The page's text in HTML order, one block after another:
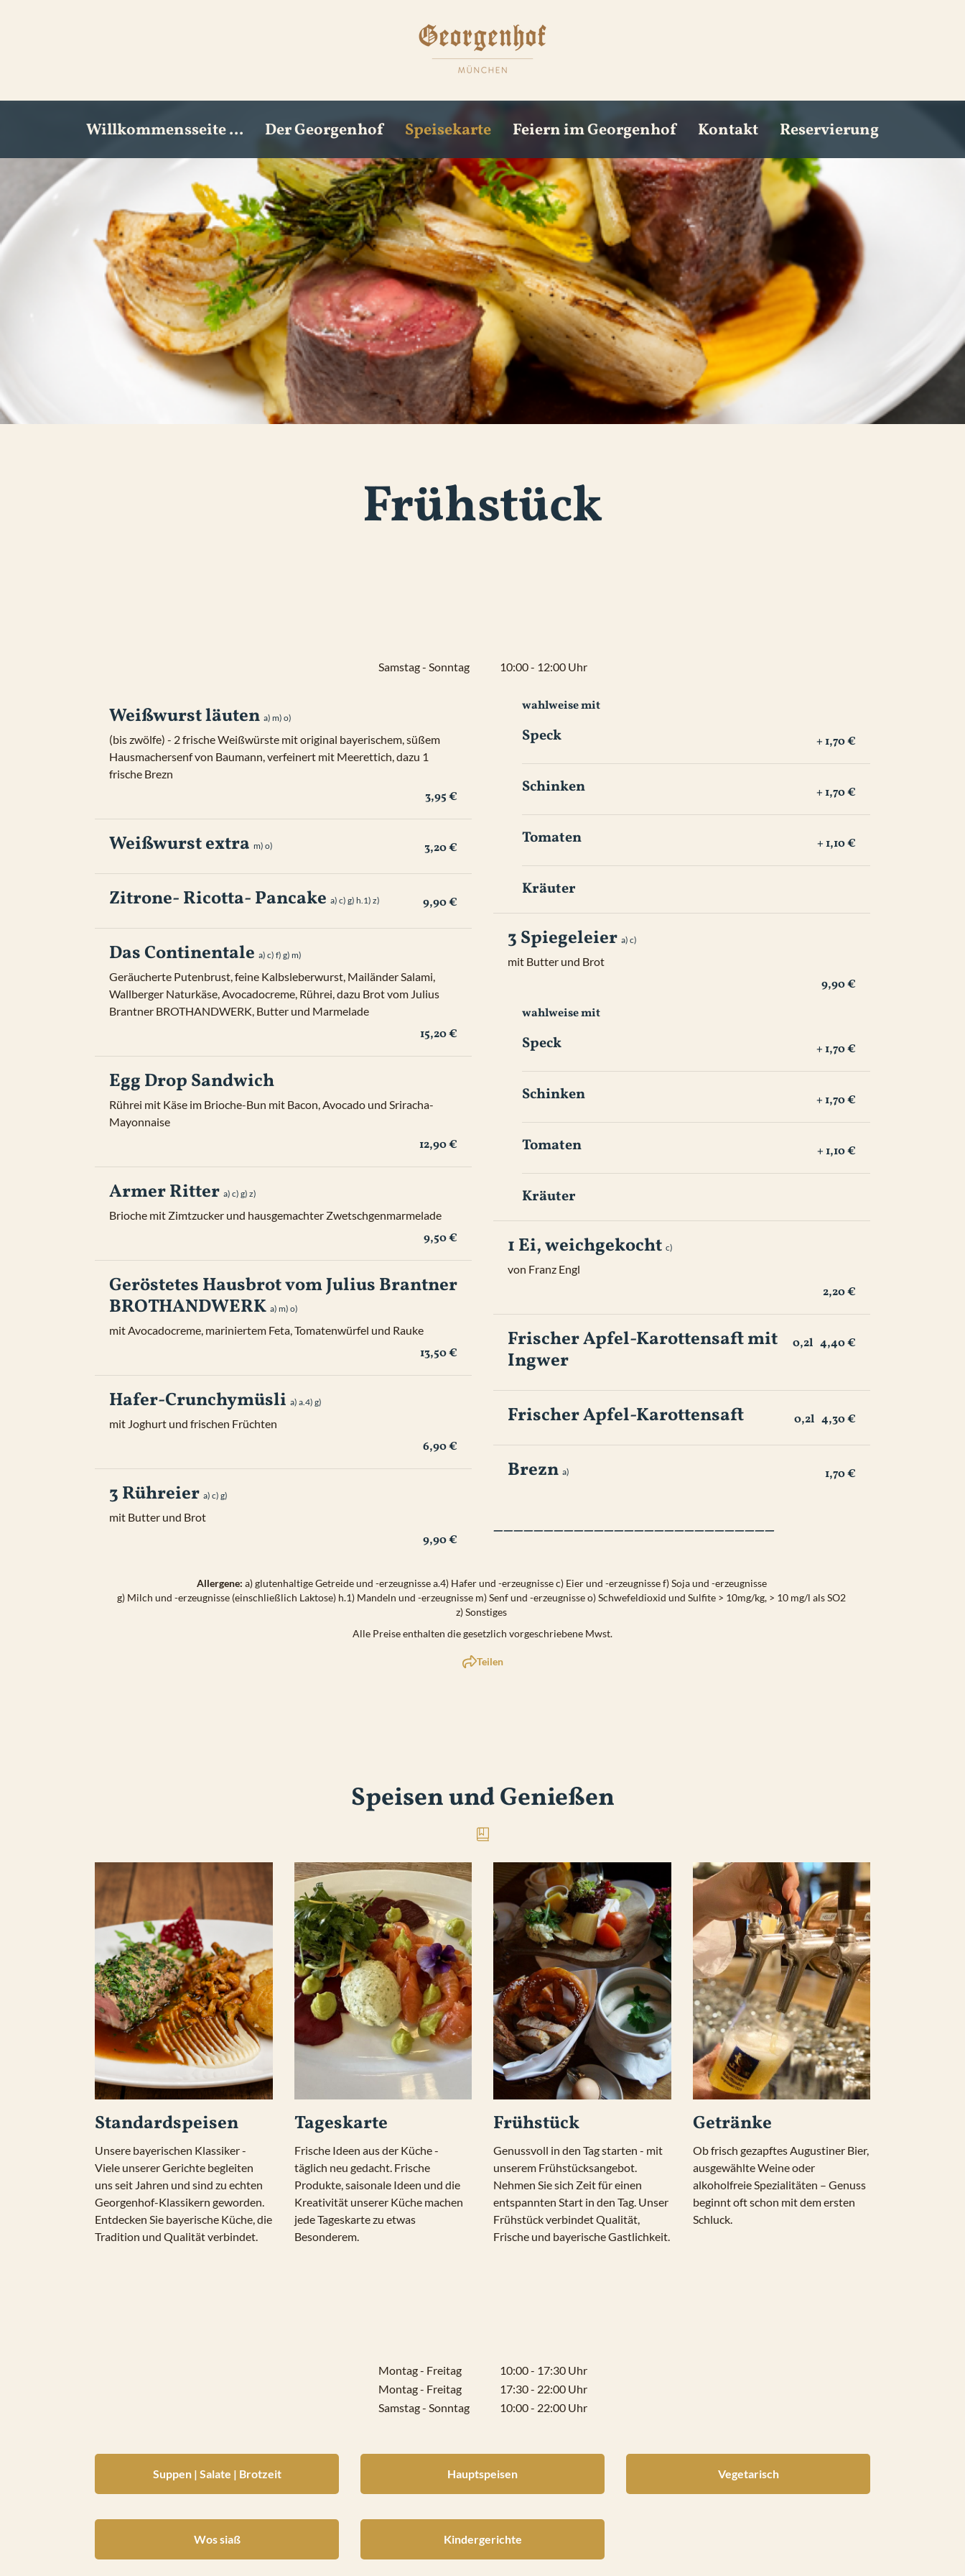
Willkommensseite ... Der Georgenhof Speisekarte Feiern im Georgenhof Kontakt Reservierung
Frühstück
Samstag - Sonntag 10:00 - 12:00 Uhr
Weißwurst läuten a) m)
(bis zwölfe) - 2 frische Weißwürste mit original bayerischem, süßem
Hausmachersenf von Baumann, verfeinert mit Meerettich, dazu 1
frische Brezn
3,95 €
Weißwurst extra m) 3,20 €
Zitrone- Ricotta- Pancake a) c) g) h.1) 9,90 €
Das Continentale a) c) f) g)
Geräucherte Putenbrust, feine Kalbsleberwurst, Mailänder Salami,
Wallberger Naturkäse, Avocadocreme, Rührei, dazu Brot vom Julius
Brantner BROTHANDWERK, Butter und Marmelade
15,20 €
Egg Drop Sandwich
Rührei mit Käse im Brioche-Bun mit Bacon, Avocado und Sriracha-
Mayonnaise
12,90 €
Armer Ritter a) c) g)
Brioche mit Zimtzucker und hausgemachter Zwetschgenmarmelade
9,50 €
Geröstetes Hausbrot vom Julius Brantner
BROTHANDWERK a) m)
mit Avocadocreme, mariniertem Feta, Tomatenwürfel und Rauke
13,50 €
Hafer-Crunchymüsli a) a.4)
mit Joghurt und frischen Früchten
6,90 €
3 Rühreier a) c)
mit Butter und Brot
9,90 €
wahlweise mit
Speck + 1,70 €
Schinken + 1,70 €
Tomaten + 1,10 €
Kräuter
3 Spiegeleier a)
mit Butter und Brot
9,90 €
wahlweise mit
Speck + 1,70 €
Schinken + 1,70 €
Tomaten + 1,10 €
Kräuter
1 Ei, weichgekocht
von Franz Engl
2,20 €
Frischer Apfel-Karottensaft mit
Ingwer
0,2l 4,40 €
Frischer Apfel-Karottensaft 0,2l 4,30 €
Brezn 1,70 €
____________________________
Allergene: a) glutenhaltige Getreide und -erzeugnisse a.4) Hafer und -erzeugnisse c) Eier und -erzeugnisse f) Soja und -erzeugnisse
g) Milch und -erzeugnisse (einschließlich Laktose) h.1) Mandeln und -erzeugnisse m) Senf und -erzeugnisseo) Schwefeldioxid und Sulfite > 10mg/kg, > 10 mg/l als SO2
z) Sonstiges
Alle Preise enthalten die gesetzlich vorgeschriebene Mwst.
Teilen
Speisen und Genießen
Standardspeisen
Unsere bayerischen Klassiker -
Viele unserer Gerichte begleiten
uns seit Jahren und sind zu echten
Georgenhof-Klassikern geworden.
Entdecken Sie bayerische Küche, die
Tradition und Qualität verbindet.
Tageskarte
Frische Ideen aus der Küche -
täglich neu gedacht. Frische
Produkte, saisonale Ideen und die
Kreativität unserer Küche machen
jede Tageskarte zu etwas
Besonderem.
Frühstück
Genussvoll in den Tag starten - mit
unserem Frühstücksangebot.
Nehmen Sie sich Zeit für einen
entspannten Start in den Tag. Unser
Frühstück verbindet Qualität,
Frische und bayerische Gastlichkeit.
Getränke
Ob frisch gezapftes Augustiner Bier,
ausgewählte Weine oder
alkoholfreie Spezialitäten – Genuss
beginnt oft schon mit dem ersten
Schluck.
Montag - Freitag
10:00 - 17:30 Uhr
Montag - Freitag
17:30 - 22:00 Uhr
Samstag - Sonntag 10:00 - 22:00 Uhr
Suppen | Salate | Brotzeit Hauptspeisen Vegetarisch
Wos siaß Kindergerichte